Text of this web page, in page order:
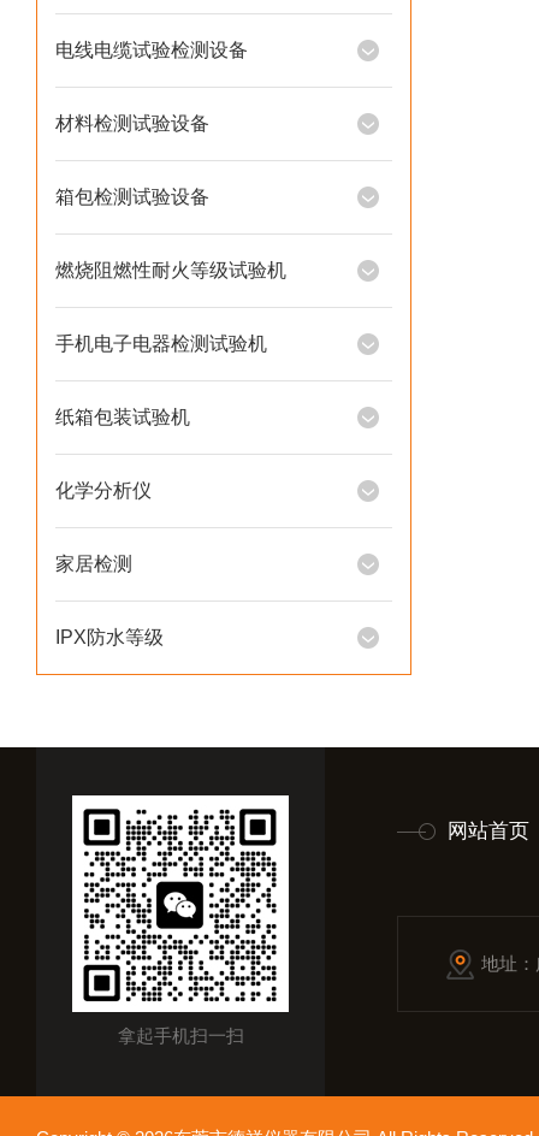
电线电缆试验检测设备
材料检测试验设备
箱包检测试验设备
燃烧阻燃性耐火等级试验机
手机电子电器检测试验机
纸箱包装试验机
化学分析仪
家居检测
IPX防水等级
拿起手机扫一扫
网站首页
地址